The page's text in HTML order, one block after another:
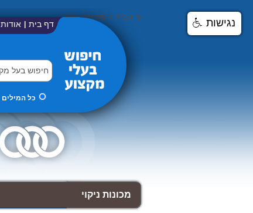
דף בית אודות
כל המילים
דף הבית > מכונות ניקוי
מכונות ניקוי
נגישות